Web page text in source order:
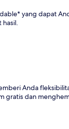
yang dapat
Anda
gratis dan